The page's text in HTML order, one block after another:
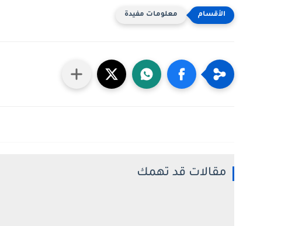
معلومات مفيدة
مقالات قد تهمك